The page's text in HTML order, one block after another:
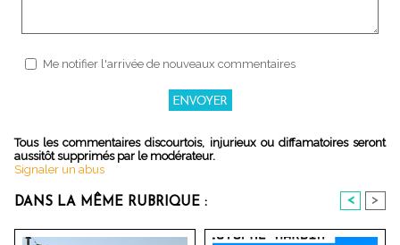
Me notifier l'arrivée de nouveaux commentaires
Tous les commentaires discourtois, injurieux ou diffamatoires seront
aussitôt supprimés par le modérateur.
Signaler un abus
DANS LA MÊME RUBRIQUE : < >